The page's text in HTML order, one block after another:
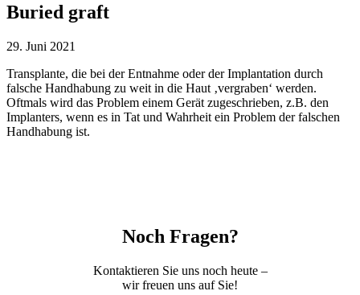
Buried graft
29. Juni 2021
Transplante, die bei der Entnahme oder der Implantation durch
falsche Handhabung zu weit in die Haut ‚vergraben‘ werden.
Oftmals wird das Problem einem Gerät zugeschrieben, z.B. den
Implanters, wenn es in Tat und Wahrheit ein Problem der falschen
Handhabung ist.
Noch Fragen?
Kontaktieren Sie uns noch heute –
wir freuen uns auf Sie!